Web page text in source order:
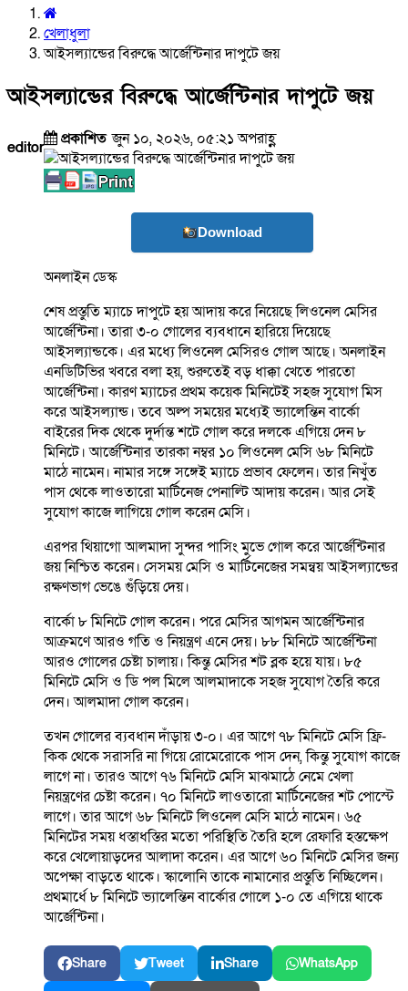
খেলাধুলা
আইসল্যান্ডের বিরুদ্ধে আর্জেন্টিনার দাপুটে জয়
আইসল্যান্ডের বিরুদ্ধে আর্জেন্টিনার দাপুটে জয়
editor প্রকাশিতজুন ১০, ২০২৬, ০৫:২১ অপরাহ্ণ
Download
অনলাইন ডেস্ক
শেষ প্রস্তুতি ম্যাচে দাপুটে হয় আদায় করে নিয়েছে লিওনেল মেসির
আর্জেন্টিনা। তারা ৩-০ গোলের ব্যবধানে হারিয়ে দিয়েছে
আইসল্যান্ডকে। এর মধ্যে লিওনেল মেসিরও গোল আছে। অনলাইন
এনডিটিভির খবরে বলা হয়, শুরুতেই বড় ধাক্কা খেতে পারতো
আর্জেন্টিনা। কারণ ম্যাচের প্রথম কয়েক মিনিটেই সহজ সুযোগ মিস
করে আইসল্যান্ড। তবে অল্প সময়ের মধ্যেই ভ্যালেন্তিন বার্কো
বাইরের দিক থেকে দুর্দান্ত শটে গোল করে দলকে এগিয়ে দেন ৮
মিনিটে। আর্জেন্টিনার তারকা নম্বর ১০ লিওনেল মেসি ৬৮ মিনিটে
মাঠে নামেন। নামার সঙ্গে সঙ্গেই ম্যাচে প্রভাব ফেলেন। তার নিখুঁত
পাস থেকে লাওতারো মার্টিনেজ পেনাল্টি আদায় করেন। আর সেই
সুযোগ কাজে লাগিয়ে গোল করেন মেসি।
এরপর থিয়াগো আলমাদা সুন্দর পাসিং মুভে গোল করে আর্জেন্টিনার
জয় নিশ্চিত করেন। সেসময় মেসি ও মার্টিনেজের সমন্বয় আইসল্যান্ডের
রক্ষণভাগ ভেঙে গুঁড়িয়ে দেয়।
বার্কো ৮ মিনিটে গোল করেন। পরে মেসির আগমন আর্জেন্টিনার
আক্রমণে আরও গতি ও নিয়ন্ত্রণ এনে দেয়। ৮৮ মিনিটে আর্জেন্টিনা
আরও গোলের চেষ্টা চালায়। কিন্তু মেসির শট ব্লক হয়ে যায়। ৮৫
মিনিটে মেসি ও ডি পল মিলে আলমাদাকে সহজ সুযোগ তৈরি করে
দেন। আলমাদা গোল করেন।
তখন গোলের ব্যবধান দাঁড়ায় ৩-০। এর আগে ৭৮ মিনিটে মেসি ফ্রি-
কিক থেকে সরাসরি না গিয়ে রোমেরোকে পাস দেন, কিন্তু সুযোগ কাজে
লাগে না। তারও আগে ৭৬ মিনিটে মেসি মাঝমাঠে নেমে খেলা
নিয়ন্ত্রণের চেষ্টা করেন। ৭০ মিনিটে লাওতারো মার্টিনেজের শট পোস্টে
লাগে। তার আগে ৬৮ মিনিটে লিওনেল মেসি মাঠে নামেন। ৬৫
মিনিটের সময় ধস্তাধস্তির মতো পরিস্থিতি তৈরি হলে রেফারি হস্তক্ষেপ
করে খেলোয়াড়দের আলাদা করেন। এর আগে ৬০ মিনিটে মেসির জন্য
অপেক্ষা বাড়তে থাকে। স্কালোনি তাকে নামানোর প্রস্তুতি নিচ্ছিলেন।
প্রথমার্ধে ৮ মিনিটে ভ্যালেন্তিন বার্কোর গোলে ১-০ তে এগিয়ে থাকে
আর্জেন্টিনা।
Share Tweet Share WhatsApp